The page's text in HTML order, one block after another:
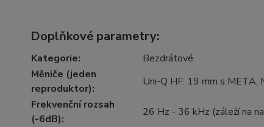
Doplňkové parametry:
Kategorie:
Bezdrátové
Měniče (jeden
reproduktor):
Uni-Q HF: 19 mm s META,
Frekvenční rozsah
(-6dB):
26 Hz - 36 kHz (záleží na